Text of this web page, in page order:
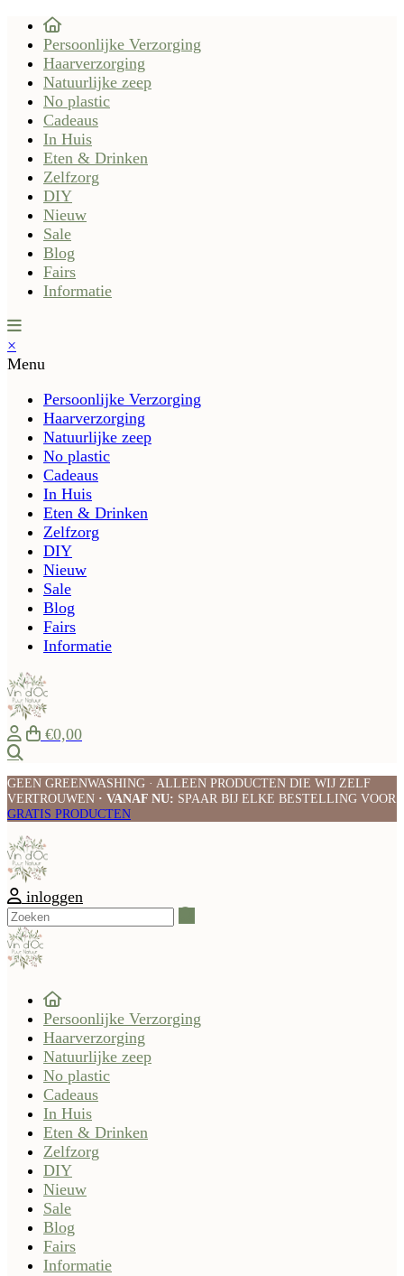
Persoonlijke Verzorging
Haarverzorging
Natuurlijke zeep
No plastic
Cadeaus
In Huis
Eten & Drinken
Zelfzorg
DIY
Nieuw
Sale
Blog
Fairs
Informatie
×
Menu
Persoonlijke Verzorging
Haarverzorging
Natuurlijke zeep
No plastic
Cadeaus
In Huis
Eten & Drinken
Zelfzorg
DIY
Nieuw
Sale
Blog
Fairs
Informatie
€0,00
GEEN GREENWASHING · ALLEEN PRODUCTEN DIE WIJ ZELF
VERTROUWEN · VANAF NU: SPAAR BIJ ELKE BESTELLING VOOR
GRATIS PRODUCTEN
inloggen
Persoonlijke Verzorging
Haarverzorging
Natuurlijke zeep
No plastic
Cadeaus
In Huis
Eten & Drinken
Zelfzorg
DIY
Nieuw
Sale
Blog
Fairs
Informatie